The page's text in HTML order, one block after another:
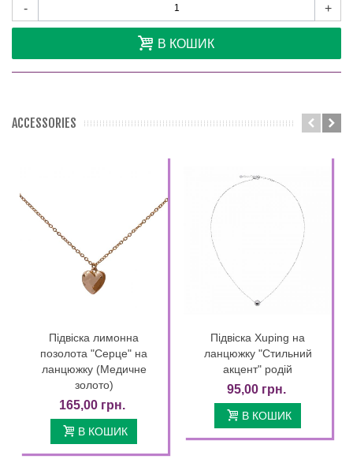
- +
В КОШИК
ACCESSORIES
Підвіска лимонна
позолота "Серце" на
ланцюжку (Медичне
золото)
165,00 грн.
В КОШИК
Підвіска Xuping на
ланцюжку "Стильний
акцент" родій
95,00 грн.
В КОШИК